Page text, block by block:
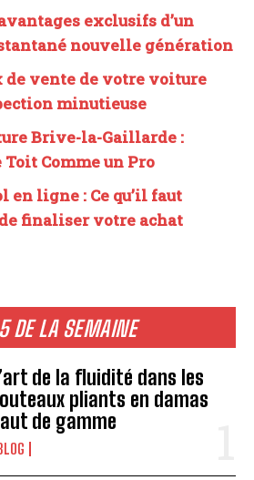
DE LA SEMAINE
de la fluidité dans les
pliants en damas
de gamme
exclusifs d’un
nouvelle génération
de vente de votre voiture
minutieuse
Brive-la-Gaillarde :
Comme un Pro
en ligne : Ce qu’il faut
finaliser votre achat